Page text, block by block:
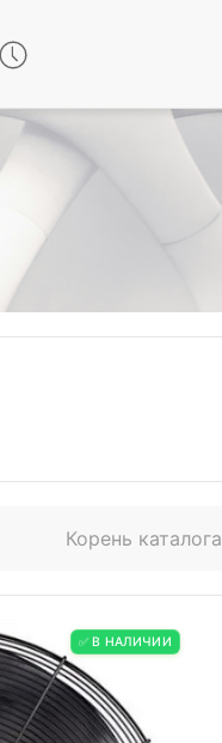
Корень каталога
✅ В НАЛИЧИИ